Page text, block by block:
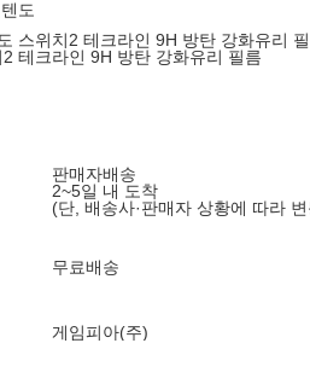
도
스위치2 테크라인 9H 방탄 강화유리
테크라인 9H 방탄 강화유리 필름
판매자배송
2~5일 내 도착
(단, 배송사·판매자 상황에 따라
무료배송
게임피아(주)